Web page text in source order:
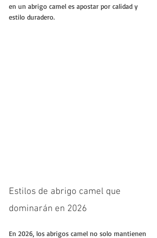
en un abrigo camel es apostar por calidad y
estilo duradero.
Estilos de abrigo camel que
dominarán en 2026
En 2026, los abrigos camel no solo mantienen